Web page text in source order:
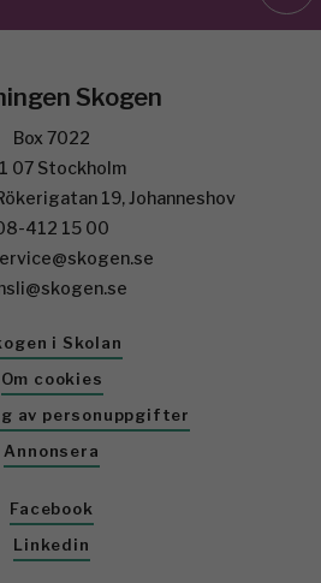
Skogen
Box 7022
07 Stockholm
19, Johanneshov
412 15 00
i Skolan
Om cookies
av personuppgifter
Annonsera
Facebook
Linkedin